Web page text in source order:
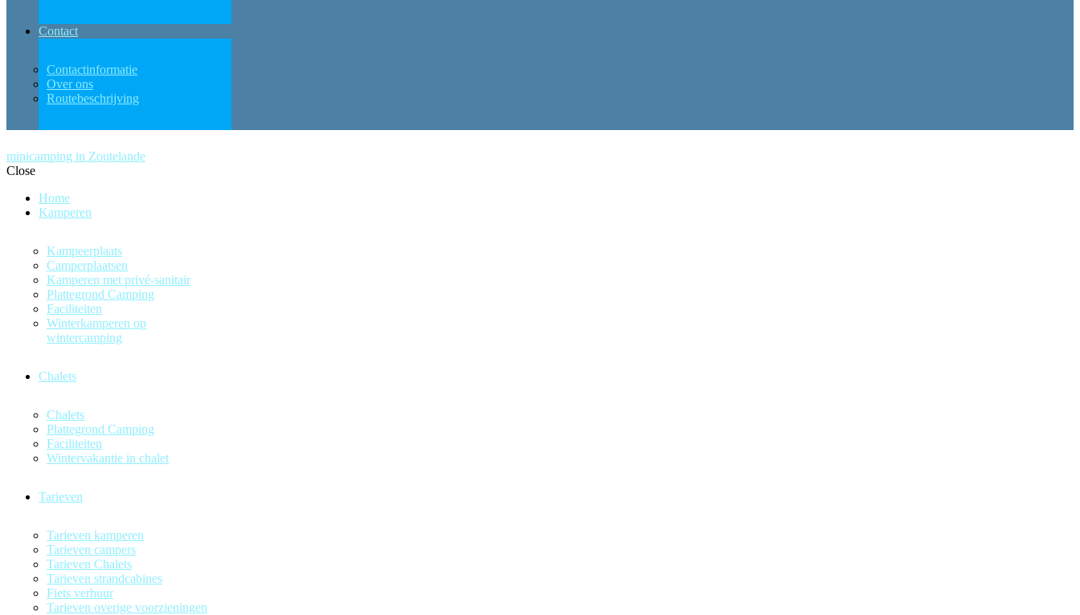
Contact
Contactinformatie
Over ons
Routebeschrijving
minicamping in Zoutelande
Close
Home
Kamperen
Kampeerplaats
Camperplaatsen
Kamperen met privé-sanitair
Plattegrond Camping
Faciliteiten
Winterkamperen op
wintercamping
Chalets
Chalets
Plattegrond Camping
Faciliteiten
Wintervakantie in chalet
Tarieven
Tarieven kamperen
Tarieven campers
Tarieven Chalets
Tarieven strandcabines
Fiets verhuur
Tarieven overige voorzieningen